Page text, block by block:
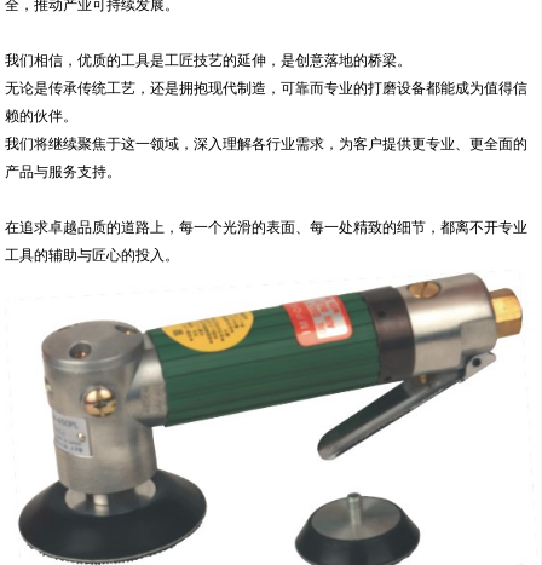
全，推动产业可持续发展。
我们相信，优质的工具是工匠技艺的延伸，是创意落地的桥梁。
无论是传承传统工艺，还是拥抱现代制造，可靠而专业的打磨设备都能成为值得信
赖的伙伴。
我们将继续聚焦于这一领域，深入理解各行业需求，为客户提供更专业、更全面的
产品与服务支持。
在追求卓越品质的道路上，每一个光滑的表面、每一处精致的细节，都离不开专业
工具的辅助与匠心的投入。